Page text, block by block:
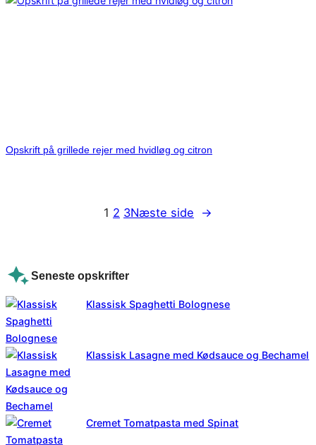
Opskrift på grillede rejer med hvidløg og citron
1 2 3Næste side →
Seneste opskrifter
Klassisk Spaghetti Bolognese
Klassisk Lasagne med Kødsauce og Bechamel
Cremet Tomatpasta med Spinat